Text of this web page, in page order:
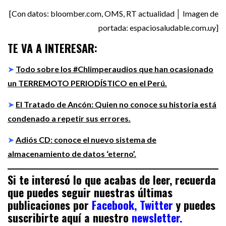
[Con datos: bloomber.com, OMS, RT actualidad │ Imagen de
portada: espaciosaludable.com.uy]
TE VA A INTERESAR:
➤ Todo sobre los #Chlimperaudios que han ocasionado
un TERREMOTO PERIODÍSTICO en el Perú.
➤ El Tratado de Ancón: Quien no conoce su historia está
condenado a repetir sus errores.
➤ Adiós CD: conoce el nuevo sistema de
almacenamiento de datos ‘eterno’.
Si te interesó lo que acabas de leer, recuerda
que puedes seguir nuestras últimas
publicaciones por Facebook, Twitter y puedes
suscribirte aquí a nuestro newsletter.